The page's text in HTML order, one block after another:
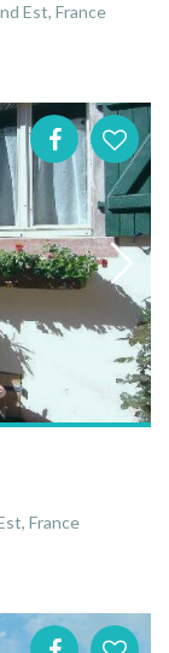
Est, France
France